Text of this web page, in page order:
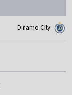
Dinamo City